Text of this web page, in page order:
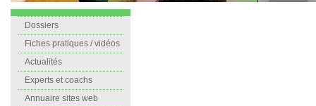
Dossiers
Fiches pratiques / vidéos
Actualités
Experts et coachs
Annuaire sites web